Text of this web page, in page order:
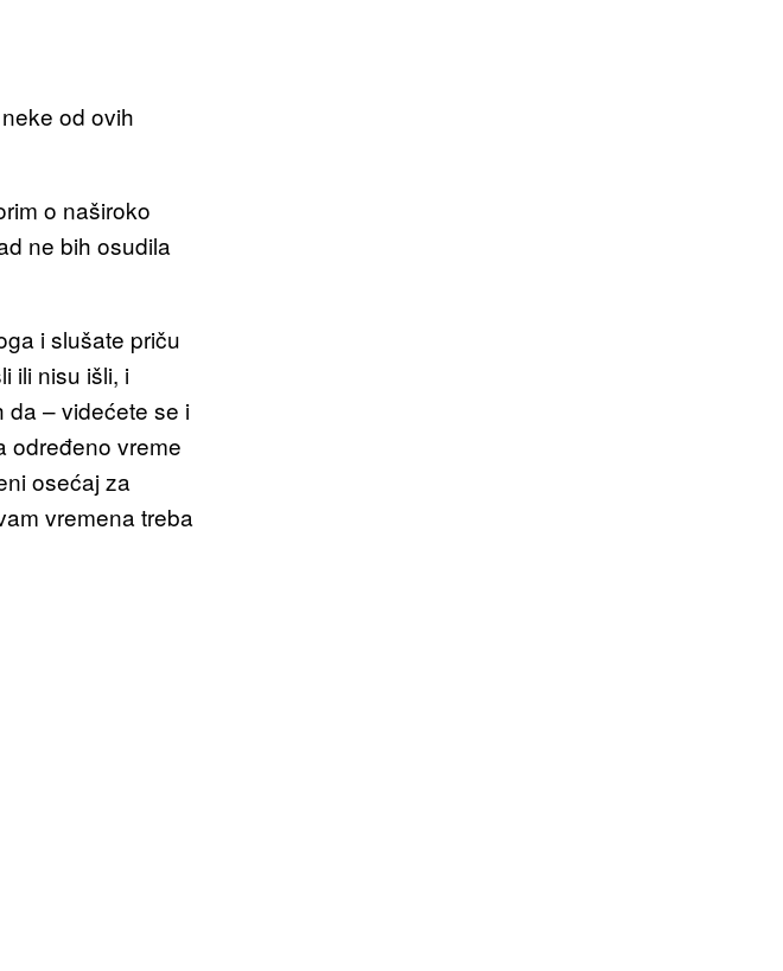
od ovih
o naširoko
ne bih osudila
i slušate priču
ili nisu išli, i
da – videćete se i
određeno vreme
osećaj za
vremena treba